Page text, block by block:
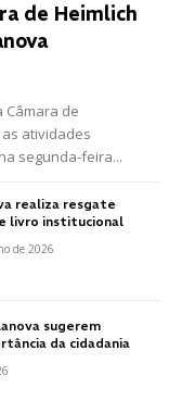
de Heimlich
Câmara de
atividades
segunda-feira...
realiza resgate
livro institucional
de 2026
sugerem
da cidadania